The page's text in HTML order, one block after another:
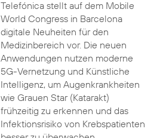
Telefónica stellt auf dem Mobile
World Congress in Barcelona
digitale Neuheiten für den
Medizinbereich vor. Die neuen
Anwendungen nutzen moderne
5G-Vernetzung und Künstliche
Intelligenz, um Augenkrankheiten
wie Grauen Star (Katarakt)
frühzeitig zu erkennen und das
Infektionsrisiko von Krebspatienten